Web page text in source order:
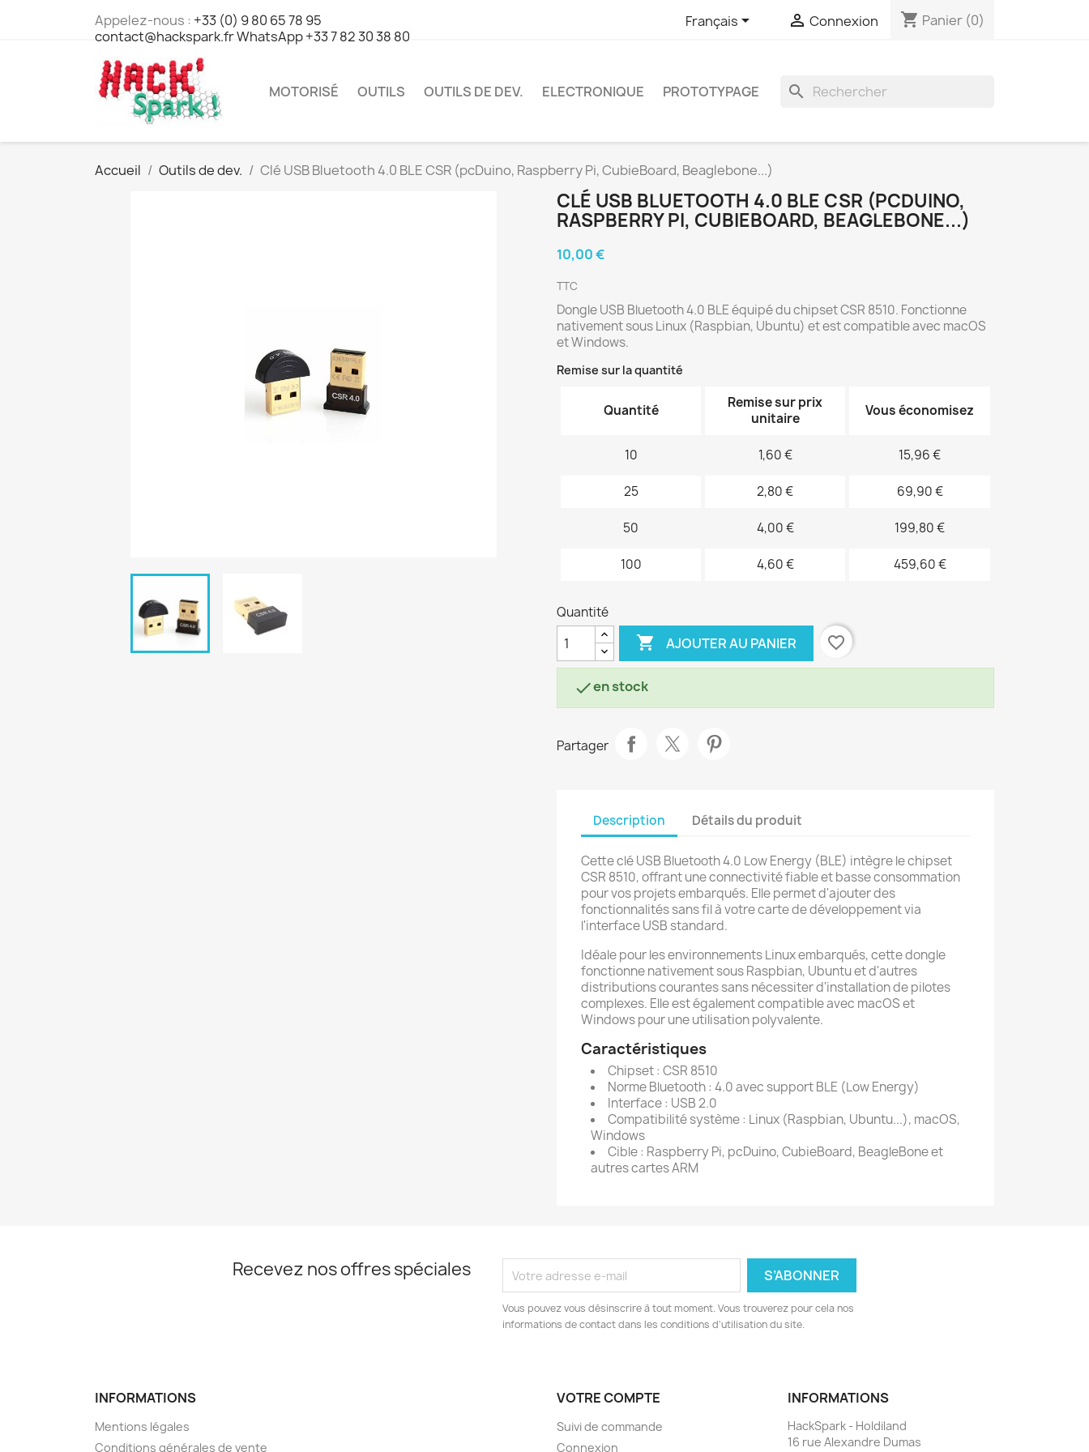
Appelez-nous : +33 (0) 9 80 65 78 95
contact@hackspark.fr WhatsApp +33 7 82 30 38 80
Français  Connexion shopping_cart Panier (0)
MOTORISÉ OUTILS OUTILS DE DEV. ELECTRONIQUE PROTOTYPAGE search
Accueil Outils de dev. Clé USB Bluetooth 4.0 BLE CSR (pcDuino, Raspberry Pi, CubieBoard, Beaglebone...)
CLÉ USB BLUETOOTH 4.0 BLE CSR (PCDUINO,
RASPBERRY PI, CUBIEBOARD, BEAGLEBONE...)
10,00 €
TTC
Dongle USB Bluetooth 4.0 BLE équipé du chipset CSR 8510. Fonctionne
nativement sous Linux (Raspbian, Ubuntu) et est compatible avec macOS
et Windows.
Remise sur la quantité
Quantité
Remise sur prix
unitaire
Vous économisez
10 1,60 € 15,96 €
25 2,80 € 69,90 €
50 4,00 € 199,80 €
100 4,60 € 459,60 €
Quantité
 AJOUTER AU PANIER favorite_border
en stock
Partager
Description Détails du produit
Cette clé USB Bluetooth 4.0 Low Energy (BLE) intègre le chipset
CSR 8510, offrant une connectivité fiable et basse consommation
pour vos projets embarqués. Elle permet d'ajouter des
fonctionnalités sans fil à votre carte de développement via
l'interface USB standard.
Idéale pour les environnements Linux embarqués, cette dongle
fonctionne nativement sous Raspbian, Ubuntu et d'autres
distributions courantes sans nécessiter d'installation de pilotes
complexes. Elle est également compatible avec macOS et
Windows pour une utilisation polyvalente.
Caractéristiques
Chipset : CSR 8510
Norme Bluetooth : 4.0 avec support BLE (Low Energy)
Interface : USB 2.0
Compatibilité système : Linux (Raspbian, Ubuntu...), macOS,
Windows
Cible : Raspberry Pi, pcDuino, CubieBoard, BeagleBone et
autres cartes ARM
Recevez nos offres spéciales
Vous pouvez vous désinscrire à tout moment. Vous trouverez pour cela nos
informations de contact dans les conditions d'utilisation du site.
INFORMATIONS
Mentions légales
Conditions générales de vente
VOTRE COMPTE
Suivi de commande
Connexion
INFORMATIONS
HackSpark - Holdiland
16 rue Alexandre Dumas